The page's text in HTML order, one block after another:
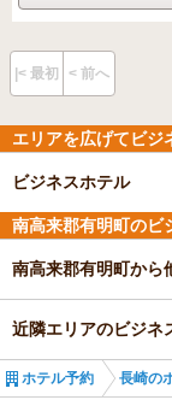
|< 最初 < 前へ
エリアを広げてビジ
ビジネスホテル
南高来郡有明町のビ
南高来郡有明町から
近隣エリアのビジネ
ホテル予約 長崎の